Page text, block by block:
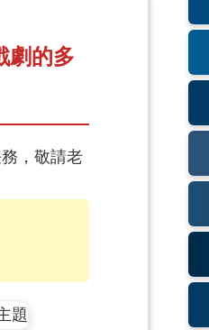
劇的多
，敬請老